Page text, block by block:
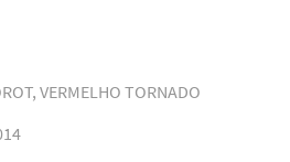
VERMELHO TORNADO